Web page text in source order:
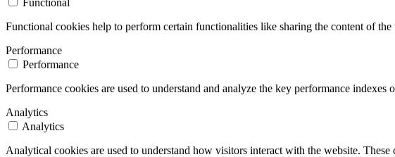
Functional cookies help to perform certain functionalities like sharing the content of
Performance
Performance
Performance cookies are used to understand and analyze the key performance
Analytics
Analytics
Analytical cookies are used to understand how visitors interact with the website.